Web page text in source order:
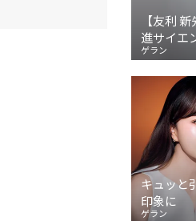
【友利
進サイエ
ゲラン
キュッと
印象に
ゲラン